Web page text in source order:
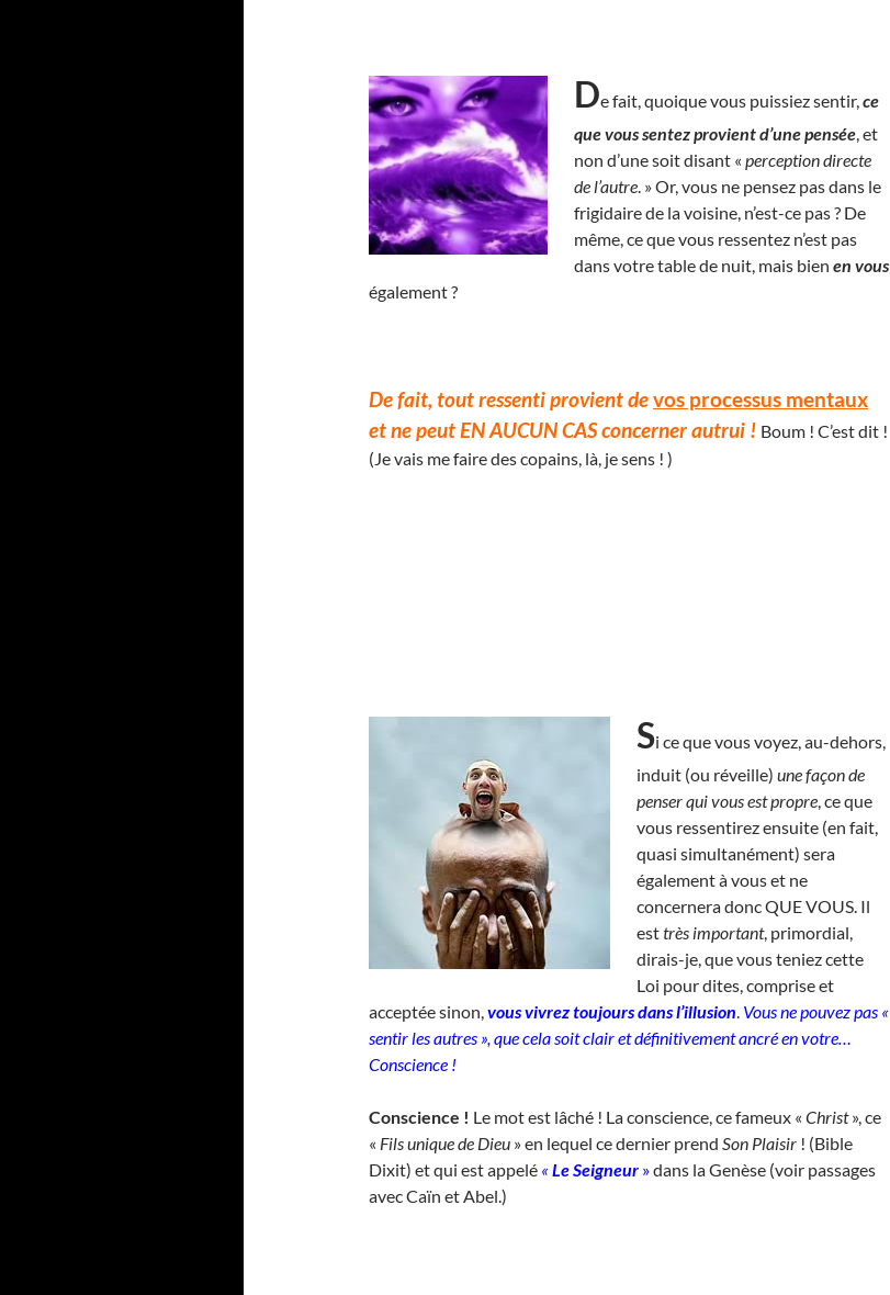
De fait, quoique vous puissiez sentir,ce
que vous sentez provient d’une pensée, et
non d’une soit disant « perception directe
de l’autre. » Or, vous ne pensez pas dans le
frigidaire de la voisine, n’est-ce pas ? De
même, ce que vous ressentez n’est pas
dans votre table de nuit, mais bien en vous
également ?
De fait, tout ressenti provient devos processus mentaux
et ne peut EN AUCUN CAS concerner autrui ! Boum ! C’est dit !
(Je vais me faire des copains, là, je sens ! )
Si ce que vous voyez, au-dehors,
induit (ou réveille) une façon de
penser qui vous est propre, ce que
vous ressentirez ensuite (en fait,
quasi simultanément) sera
également à vous et ne
concernera donc QUE VOUS. Il
esttrès important, primordial,
dirais-je, que vous teniez cette
Loi pour dites, comprise et
acceptée sinon,vous vivrez toujours dans l’illusion. Vous ne pouvez pas «
sentir les autres », que cela soit clair et définitivement ancré en votre…
Conscience !
Conscience ! Le mot est lâché ! La conscience, ce fameux « Christ», ce
« Fils unique de Dieu » en lequel ce dernier prend Son Plaisir ! (Bible
Dixit) et qui est appelé « Le Seigneur »dans la Genèse (voir passages
avec Caïn et Abel.)